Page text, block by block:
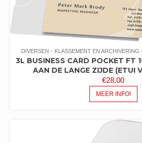
DIVERSEN KLASSEMENT EN ARCHIVERING
3L BUSINESS CARD POCKET FT
AAN DE LANGE ZIJDE (ETUI
€28,00
MEER INFO!